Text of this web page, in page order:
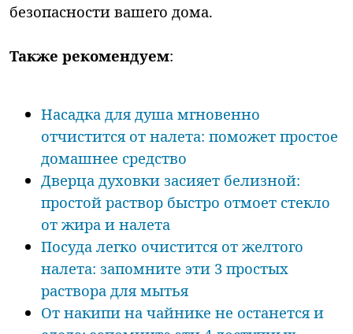
безопасности вашего дома.
Также рекомендуем:
Насадка для душа мгновенно
отчистится от налета: поможет простое
домашнее средство
Дверца духовки засияет белизной:
простой раствор быстро отмоет стекло
от жира и налета
Посуда легко очистится от желтого
налета: запомните эти 3 простых
раствора для мытья
От накипи на чайнике не останется и